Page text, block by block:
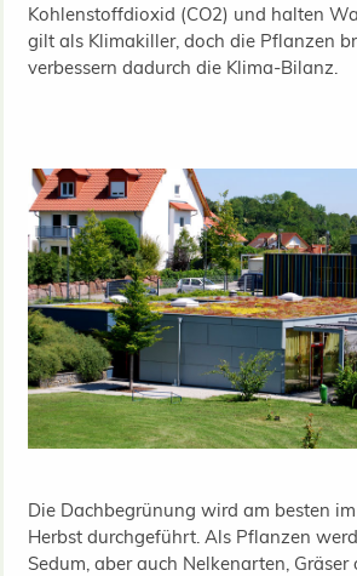
Kohlenstoffdioxid (CO2) und halten
gilt als Klimakiller, doch die Pflanzen
verbessern dadurch die Klima-Bilanz.
Die Dachbegrünung wird am besten
Herbst durchgeführt. Als Pflanzen
Sedum, aber auch Nelkenarten, Gräser